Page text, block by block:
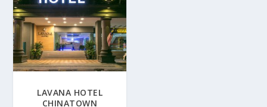
LAVANA HOTEL
CHINATOWN